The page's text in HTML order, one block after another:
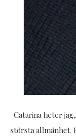
Catarina heter
största allmänhet.